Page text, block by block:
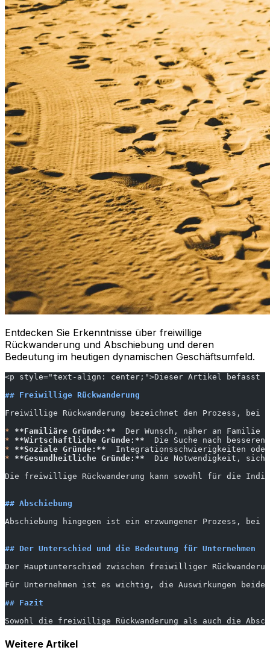
Entdecken Sie Erkenntnisse über freiwillige
Rückwanderung und Abschiebung und deren
Bedeutung im heutigen dynamischen Geschäftsumfeld.
<p style="text-align: center;">Dieser Artikel befasst
## Freiwillige Rückwanderung
Freiwillige Rückwanderung bezeichnet den Prozess, bei
* **Familiäre Gründe:**
Der Wunsch, näher an Familie
* **Wirtschaftliche Gründe:**
Die Suche nach besseren
* **Soziale Gründe:**
Integrationsschwierigkeiten
* **Gesundheitliche Gründe:**
Die Notwendigkeit, sich
Die freiwillige Rückwanderung kann sowohl für die
## Abschiebung
Abschiebung hingegen ist ein erzwungener Prozess,
## Der Unterschied und die Bedeutung für Unternehmen
Der Hauptunterschied zwischen freiwilliger
Für Unternehmen ist es wichtig, die Auswirkungen
## Fazit
Sowohl die freiwillige Rückwanderung als auch die
Weitere Artikel